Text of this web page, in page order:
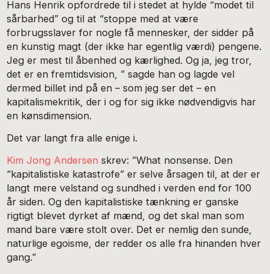
Hans Henrik opfordrede til i stedet at hylde “modet til
sårbarhed” og til at “stoppe med at være
forbrugsslaver for nogle få mennesker, der sidder på
en kunstig magt (der ikke har egentlig værdi) pengene.
Jeg er mest til åbenhed og kærlighed. Og ja, jeg tror,
det er en fremtidsvision, ” sagde han og lagde vel
dermed billet ind på en – som jeg ser det – en
kapitalismekritik, der i og for sig ikke nødvendigvis har
en kønsdimension.
Det var langt fra alle enige i.
Kim Jong Andersen skrev: ”What nonsense. Den
“kapitalistiske katastrofe” er selve årsagen til, at der er
langt mere velstand og sundhed i verden end for 100
år siden. Og den kapitalistiske tænkning er ganske
rigtigt blevet dyrket af mænd, og det skal man som
mand bare være stolt over. Det er nemlig den sunde,
naturlige egoisme, der redder os alle fra hinanden hver
gang.”